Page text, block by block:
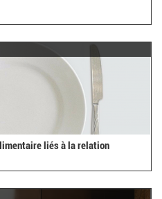
liés à la relation